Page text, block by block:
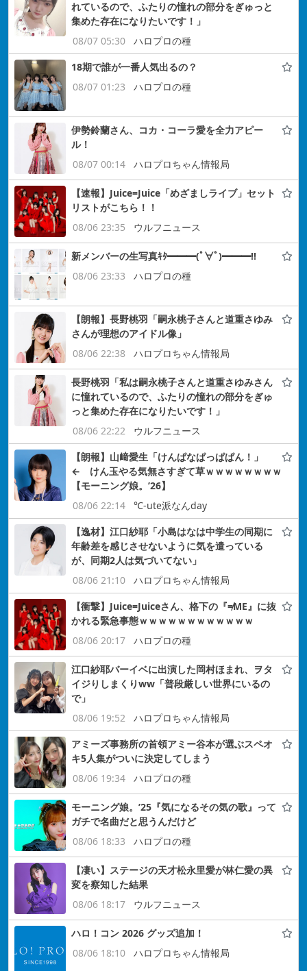
れているので、ふたりの憧れの部分をぎゅっと
集めた存在になりたいです！」
08/07 05:30
ハロプロの種
18期で誰が一番人気出るの？
08/07 01:23
ハロプロの種
伊勢鈴蘭さん、コカ・コーラ愛を全力アピー
ル！
08/07 00:14
ハロプロちゃん情報局
【速報】Juice=Juice「めざましライブ」セット
リストがこちら！！
08/06 23:35
ウルフニュース
新メンバーの生写真ｷﾀ━━━(ﾟ∀ﾟ)━━━!!
08/06 23:33
ハロプロの種
【朗報】長野桃羽「嗣永桃子さんと道重さゆみ
さんが理想のアイドル像」
08/06 22:38
ハロプロちゃん情報局
長野桃羽「私は嗣永桃子さんと道重さゆみさん
に憧れているので、ふたりの憧れの部分をぎゅ
っと集めた存在になりたいです！」
08/06 22:22
ウルフニュース
【朗報】山﨑愛生「けんぱなぱっぱぱん！」
← けん玉やる気無さすぎて草ｗｗｗｗｗｗｗｗ
【モーニング娘。’26】
08/06 22:14
℃-ute派なんday
【逸材】江口紗耶「小島はなは中学生の同期に
年齢差を感じさせないように気を遣っている
が、同期2人は気づいてない」
08/06 21:10
ハロプロちゃん情報局
【衝撃】Juice=Juiceさん、格下の『≠ME』に抜
かれる緊急事態ｗｗｗｗｗｗｗｗｗｗｗｗ
08/06 20:17
ハロプロの種
江口紗耶バーイベに出演した岡村ほまれ、ヲタ
イジりしまくりww「普段厳しい世界にいるの
で」
08/06 19:52
ハロプロちゃん情報局
アミーズ事務所の首領アミー谷本が選ぶスペオ
キ5人集がついに決定してしまう
08/06 19:34
ハロプロの種
モーニング娘。’25『気になるその気の歌』って
ガチで名曲だと思うんだけど
08/06 18:33
ハロプロの種
【凄い】ステージの天才松永里愛が林仁愛の異
変を察知した結果
08/06 18:17
ウルフニュース
ハロ！コン 2026 グッズ追加！
08/06 18:10
ハロプロちゃん情報局